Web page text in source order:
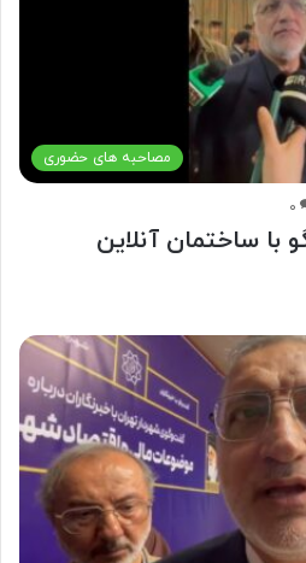
مصاحبه های حضوری
۰
با ساختمان آنلاین